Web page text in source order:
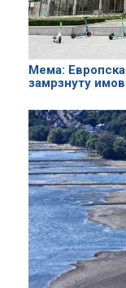
Мема: Европска
замрзнуту